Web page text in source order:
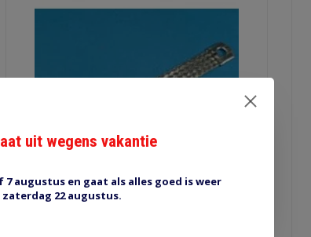
uit wegens vakantie
augustus en gaat als alles goed is weer
22 augustus.